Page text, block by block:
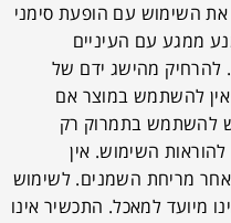
את השימוש עם הופעת סימני
ממגע עם העיניים
להרחיק מהישג ידם של
להשתמש במוצר אם
להשתמש בתמרוק רק
השימוש. אין
לפחות 12 שעות לאחר מריחת השמנים. לשימוש
מיועד למאכל. התכשיר אינו